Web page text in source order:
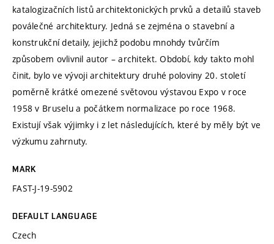
katalogizačních listů architektonických prvků a detailů staveb
poválečné architektury. Jedná se zejména o stavební a
konstrukční detaily, jejichž podobu mnohdy tvůrčím
způsobem ovlivnil autor – architekt. Období, kdy takto mohl
činit, bylo ve vývoji architektury druhé poloviny 20. století
poměrně krátké omezené světovou výstavou Expo v roce
1958 v Bruselu a počátkem normalizace po roce 1968.
Existují však výjimky i z let následujících, které by měly být ve
výzkumu zahrnuty.
MARK
FAST-J-19-5902
DEFAULT LANGUAGE
Czech